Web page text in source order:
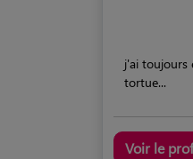
j'ai toujours
tortue...
Voir le